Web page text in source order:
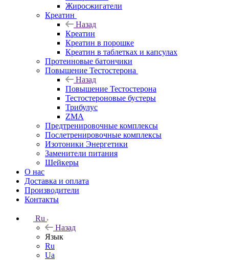
Жиросжигатели
Креатин
Назад
Креатин
Креатин в порошке
Креатин в таблетках и капсулах
Протеиновые батончики
Повышение Тестостерона
Назад
Повышение Тестостерона
Тестостероновые бустеры
Трибулус
ZMA
Предтренировочные комплексы
Послетренировочные комплексы
Изотоники Энергетики
Заменители питания
Шейкеры
О нас
Доставка и оплата
Производители
Контакты
Ru
Назад
Язык
Ru
Ua